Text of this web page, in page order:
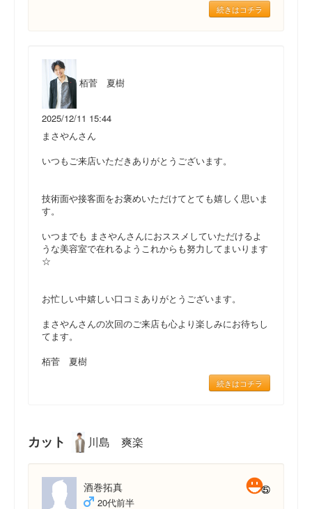
続きはコチラ
栢菅 夏樹
2025/12/11 15:44
まさやんさん
いつもご来店いただきありがとうございます。
技術面や接客面をお褒めいただけてとても嬉しく思いま
す。
いつまでも まさやんさんにおススメしていただけるよ
うな美容室で在れるようこれからも努力してまいります
☆
お忙しい中嬉しい口コミありがとうございます。
まさやんさんの次回のご来店も心より楽しみにお待ちし
てます。
栢菅 夏樹
続きはコチラ
カット 川島 爽楽
酒巻拓真
20代前半